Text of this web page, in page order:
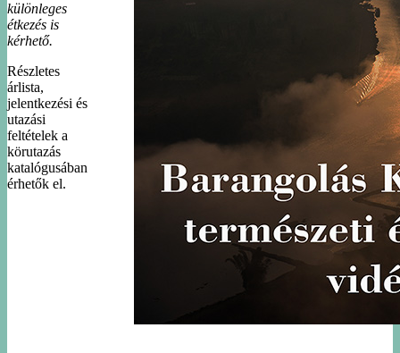
különleges
étkezés is
kérhető.
Részletes
árlista,
jelentkezési és
utazási
feltételek a
körutazás
katalógusában
érhetők el.